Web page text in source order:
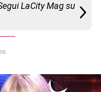
LaCity Mag su